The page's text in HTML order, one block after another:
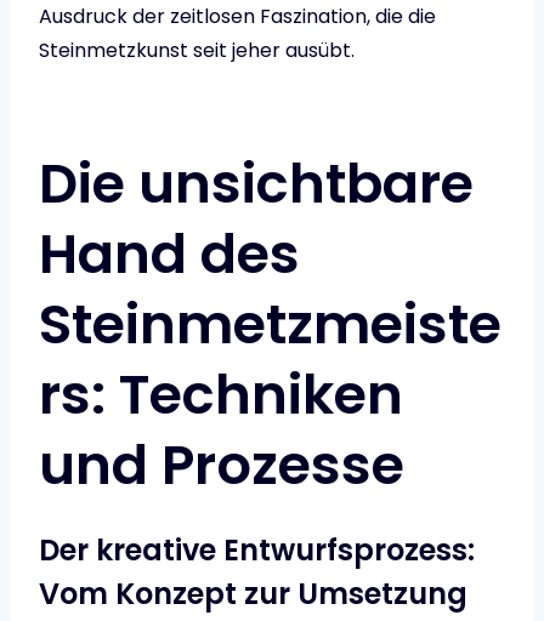
Ausdruck der zeitlosen Faszination, die die
Steinmetzkunst seit jeher ausübt.
Die unsichtbare
Hand des
Steinmetzmeiste
rs: Techniken
und Prozesse
Der kreative Entwurfsprozess:
Vom Konzept zur Umsetzung